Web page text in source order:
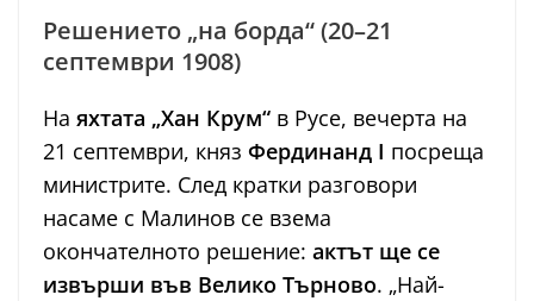
Решението „на борда“ (20–21
септември 1908)
На яхтата „Хан Крум“ в Русе, вечерта на
21 септември, княз Фердинанд I посреща
министрите. След кратки разговори
насаме с Малинов се взема
окончателното решение: актът ще се
извърши във Велико Търново. „Най-